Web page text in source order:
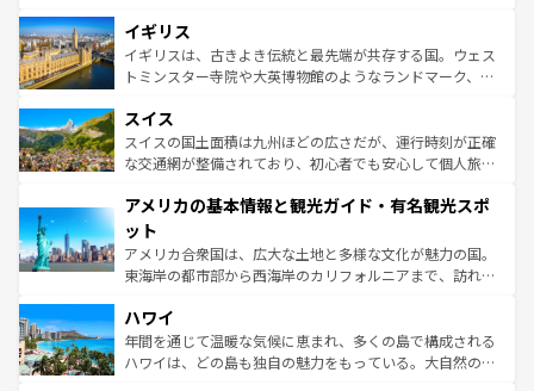
香り高いラベンダー畑など、多彩な楽しみ方が可能だ。さ
らに、パリ以外の地域にも魅力が溢れており、どの街角に
も豊かな歴史と文化が息づいている。パリ以外の個性あふ
を参照してほしい。
顔を持つこの国は、どこを歩いても飽きることがない。ベ
ルリンの文化的活気、バイエルン州のアルプスの絶景、そ
してライン川沿いのワイン畑といった風景は必見。ビール
は、お酒好きな人にはぜひ体験してほしい。 なお、新着の
ドイツ情報はコンテンツ一覧を参照してほしい。
イギリス
イギリスは、古きよき伝統と最先端が共存する国。ウェス
トミンスター寺院や大英博物館のようなランドマーク、歴
リアごとに異なる魅力がある。また、優雅なアフタヌーン
ティー、ビール好きにはたまらない英国パブ、サッカー観
戦など、本場だからこそできる体験も豊富。イギリスを旅
ンツ一覧を参照してほしい。
スイス
スイスの国土面積は九州ほどの広さだが、運行時刻が正確
な交通網が整備されており、初心者でも安心して個人旅行
の建物がそのまま残る町や、スイスならではのユニークな
博物館もあり、アルプス観光だけでなく町歩きも満喫する
ことができる。国民の所得が高いため物価も高いが、旅行
者向けの交通パス提供のサービスもあり、うまく活用すれ
着のスイス情報は
アメリカの基本情報と観光ガイド・有名観光スポ
ット
アメリカ合衆国は、広大な土地と多様な文化が魅力の国。
東海岸の都市部から西海岸のカリフォルニアまで、訪れる
のような巨大都市は、観光、ショッピング、エンターテイ
ンメントが詰まった刺激的なスポットだ。一方、アメリカ
西部には大自然が広がり、グランドキャニオンやイエロー
ハワイ
年間を通じて温暖な気候に恵まれ、多くの島で構成される
ハワイは、どの島も独自の魅力をもっている。大自然の神